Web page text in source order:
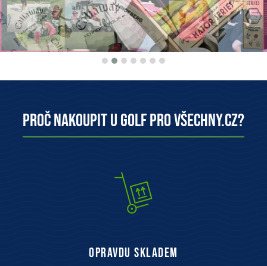
Proč nakoupit u Golf pro všechny.cz?
opravdu skladem